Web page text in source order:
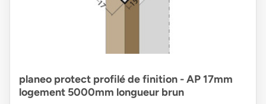
planeo protect profilé de finition - AP 17mm
logement 5000mm longueur brun